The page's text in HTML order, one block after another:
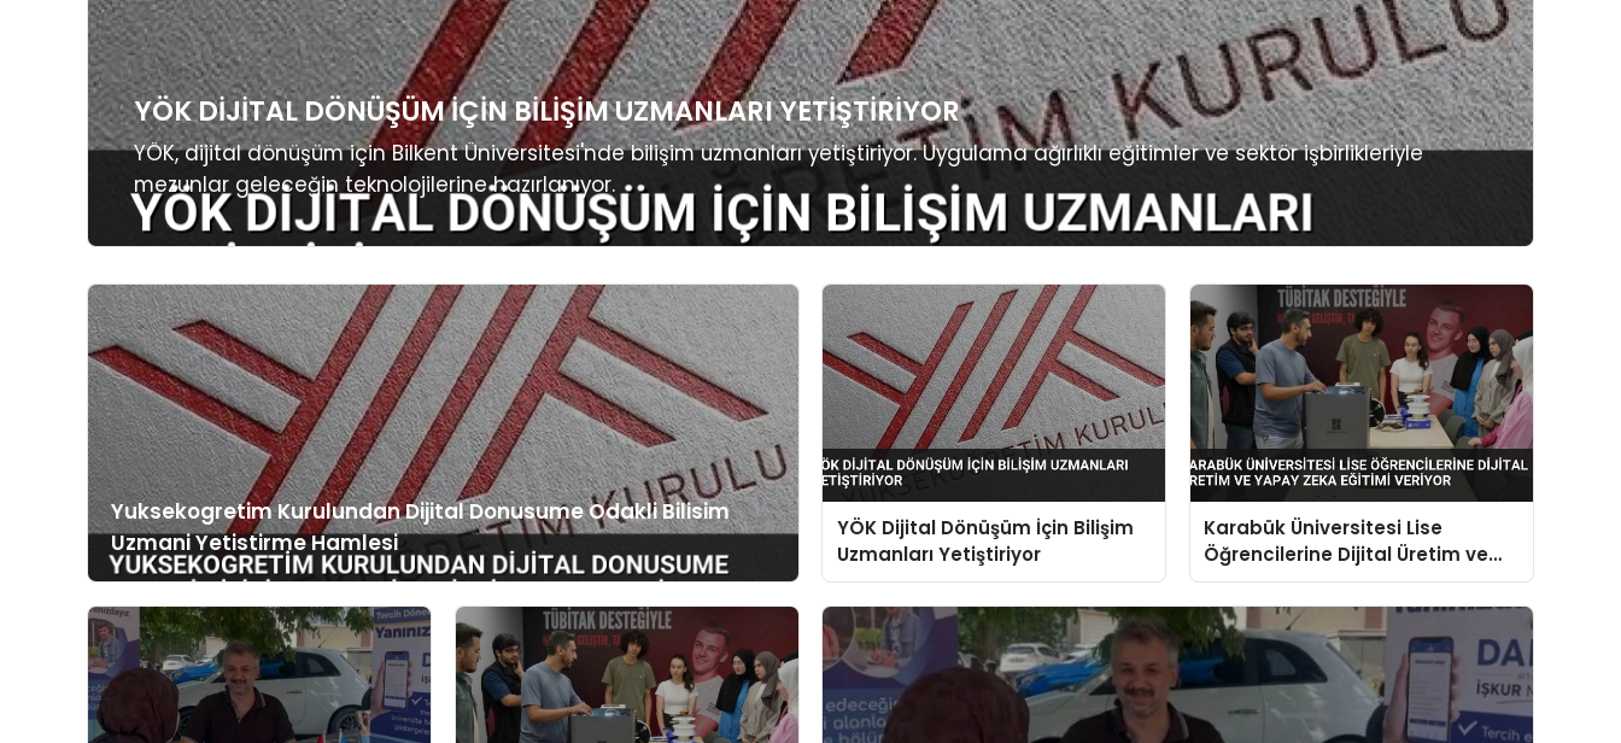
YÖK DIJITAL DÖNÜŞÜM İÇIN BILIŞIM UZMANLARI YETIŞTIRIYOR
YÖK, dijital dönüşüm için Bilkent Üniversitesi'nde bilişim uzmanları yetiştiriyor. Uygulama ağırlıklı eğitimler ve sektör işbirlikleriyle
mezunlar geleceğin teknolojilerine hazırlanıyor.
Yuksekogretim Kurulundan Dijital Donusume Odakli Bilisim
Uzmani Yetistirme Hamlesi
YÖK Dijital Dönüşüm İçin Bilişim
Uzmanları Yetiştiriyor
Karabük Üniversitesi Lise
Öğrencilerine Dijital Üretim ve
Yapay Zeka Eğitimi Veriyor